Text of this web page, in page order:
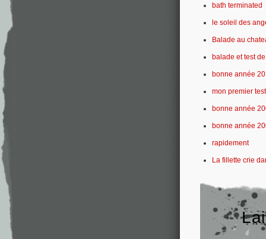
bath terminated
le soleil des
Balade au
balade et test
bonne année
mon premier
bonne année
bonne année
rapidement
La fillette crie